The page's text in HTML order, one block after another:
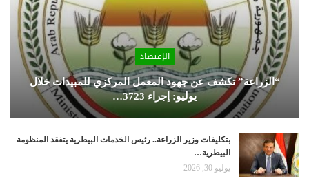
الإقتصاد
“الزراعة” تكشف عن جهود المعمل المركزي للمبيدات خلال
يوليو: إجراء 3723…
بتكليفات وزير الزراعة.. رئيس الخدمات البيطرية يتفقد المنظومة
البيطرية…
يوليو 30, 2026